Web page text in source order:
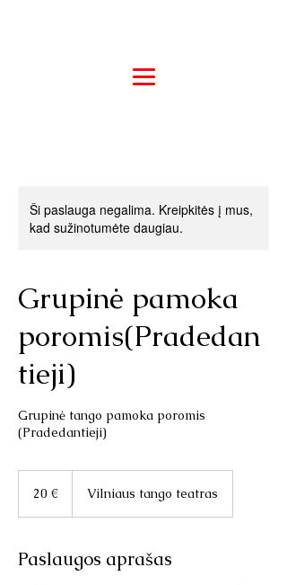
Ši paslauga negalima. Kreipkitės į mus,
kad sužinotumėte daugiau.
Grupinė pamoka
poromis(Pradedan
tieji)
Grupinė tango pamoka poromis
(Pradedantieji)
20 € Vilniaus tango teatras
Paslaugos aprašas